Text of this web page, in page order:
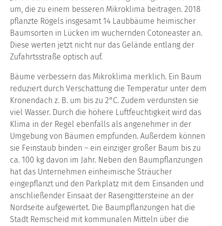
um, die zu einem besseren Mikroklima beitragen. 2018
pflanzte Rögels insgesamt 14 Laubbäume heimischer
Baumsorten in Lücken im wuchernden Cotoneaster an.
Diese werten jetzt nicht nur das Gelände entlang der
Zufahrtsstraße optisch auf.
Bäume verbessern das Mikroklima merklich. Ein Baum
reduziert durch Verschattung die Temperatur unter dem
Kronendach z. B. um bis zu 2°C. Zudem verdunsten sie
viel Wasser. Durch die höhere Luftfeuchtigkeit wird das
Klima in der Regel ebenfalls als angenehmer in der
Umgebung von Bäumen empfunden. Außerdem können
sie Feinstaub binden – ein einziger großer Baum bis zu
ca. 100 kg davon im Jahr. Neben den Baumpflanzungen
hat das Unternehmen einheimische Sträucher
eingepflanzt und den Parkplatz mit dem Einsanden und
anschließender Einsaat der Rasengittersteine an der
Nordseite aufgewertet. Die Baumpflanzungen hat die
Stadt Remscheid mit kommunalen Mitteln über die